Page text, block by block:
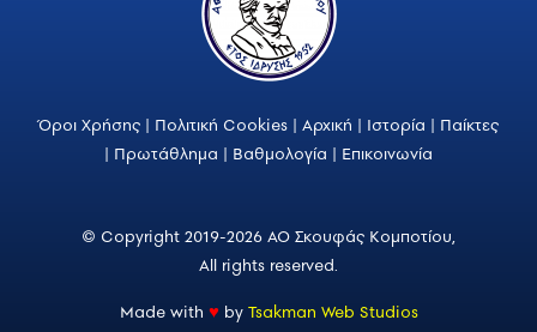
Όροι Χρήσης | Πολιτική Cookies | Αρχική | Ιστορία | Παίκτες
| Πρωτάθλημα | Βαθμολογία | Επικοινωνία
© Copyright 2019-2026 ΑΟ Σκουφάς Κομποτίου,
All rights reserved.
Made with ♥ by Tsakman Web Studios